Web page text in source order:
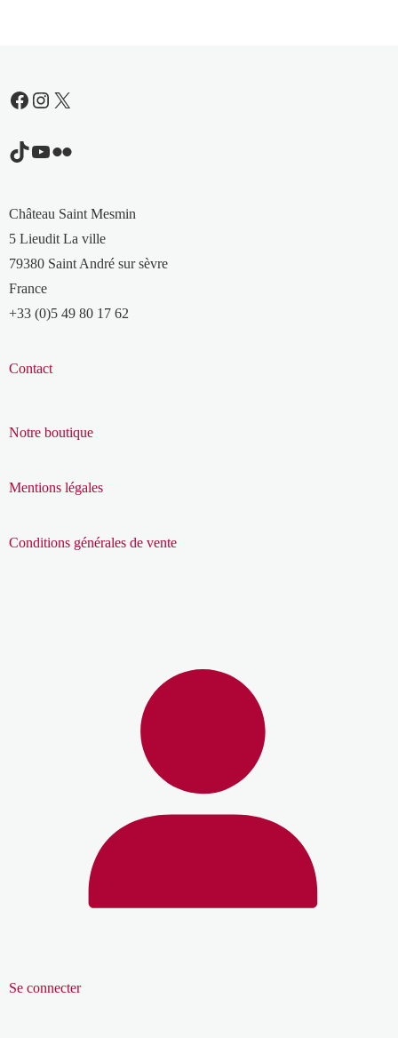
Facebook
Instagram
X
TikTok
YouTube
Flickr
Château Saint Mesmin
5 Lieudit La ville
79380 Saint André sur sèvre
France
+33 (0)5 49 80 17 62
Contact
Notre boutique
Mentions légales
Conditions générales de vente
Se connecter